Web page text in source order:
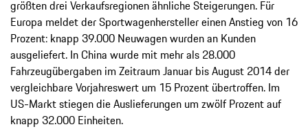
größten drei Verkaufsregionen ähnliche Steigerungen. Für
Europa meldet der Sportwagenhersteller einen Anstieg von 16
Prozent: knapp 39.000 Neuwagen wurden an Kunden
ausgeliefert. In China wurde mit mehr als 28.000
Fahrzeugübergaben im Zeitraum Januar bis August 2014 der
vergleichbare Vorjahreswert um 15 Prozent übertroffen. Im
US-Markt stiegen die Auslieferungen um zwölf Prozent auf
knapp 32.000 Einheiten.